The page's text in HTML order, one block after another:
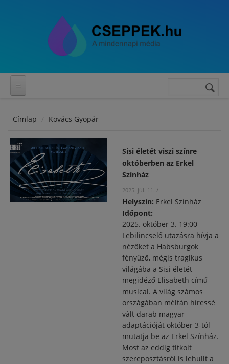
Keresés
Címlap Kovács Gyopár
Sisi életét viszi színre
októberben az Erkel
Színház
2025. júl. 11. /
Helyszín: Erkel Színház
Időpont:
2025. október 3. 19:00
Lebilincselő utazásra hívja a
nézőket a Habsburgok
fényűző, mégis tragikus
világába a Sisi életét
megidéző Elisabeth című
musical. A világ számos
országában méltán híressé
vált darab magyar
adaptációját október 3-tól
mutatja be az Erkel Színház.
Most az eddig titkolt
szereposztásról is lehullt a